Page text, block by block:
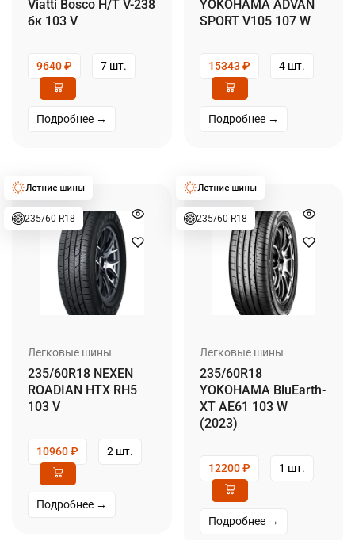
Viatti Bosco H/T V-238
бк 103 V
9640₽ 7 шт.
Подробнее →
YOKOHAMA ADVAN
SPORT V105 107 W
15343₽ 4 шт.
Подробнее →
235/60 R18
Легковые шины
235/60R18 NEXEN
ROADIAN HTX RH5
103 V
10960₽ 2 шт.
Подробнее →
235/60 R18
Легковые шины
235/60R18
YOKOHAMA BluEarth-
XT AE61 103 W
(2023)
12200₽ 1 шт.
Подробнее →